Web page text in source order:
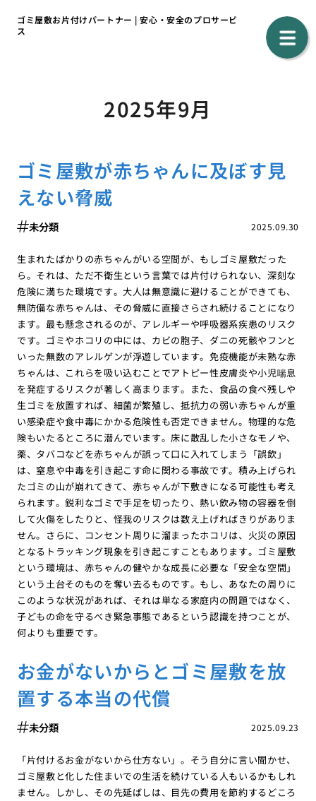
ゴミ屋敷お片付けパートナー | 安心・安全のプロサービ
ス
2025年9月
ゴミ屋敷が赤ちゃんに及ぼす見
えない脅威
2025.09.30
未分類
生まれたばかりの赤ちゃんがいる空間が、もしゴミ屋敷だった
ら。それは、ただ不衛生という言葉では片付けられない、深刻な
危険に満ちた環境です。大人は無意識に避けることができても、
無防備な赤ちゃんは、その脅威に直接さらされ続けることになり
ます。最も懸念されるのが、アレルギーや呼吸器系疾患のリスク
です。ゴミやホコリの中には、カビの胞子、ダニの死骸やフンと
いった無数のアレルゲンが浮遊しています。免疫機能が未熟な赤
ちゃんは、これらを吸い込むことでアトピー性皮膚炎や小児喘息
を発症するリスクが著しく高まります。また、食品の食べ残しや
生ゴミを放置すれば、細菌が繁殖し、抵抗力の弱い赤ちゃんが重
い感染症や食中毒にかかる危険性も否定できません。物理的な危
険もいたるところに潜んでいます。床に散乱した小さなモノや、
薬、タバコなどを赤ちゃんが誤って口に入れてしまう「誤飲」
は、窒息や中毒を引き起こす命に関わる事故です。積み上げられ
たゴミの山が崩れてきて、赤ちゃんが下敷きになる可能性も考え
られます。鋭利なゴミで手足を切ったり、熱い飲み物の容器を倒
して火傷をしたりと、怪我のリスクは数え上げればきりがありま
せん。さらに、コンセント周りに溜まったホコリは、火災の原因
となるトラッキング現象を引き起こすこともあります。ゴミ屋敷
という環境は、赤ちゃんの健やかな成長に必要な「安全な空間」
という土台そのものを奪い去るものです。もし、あなたの周りに
このような状況があれば、それは単なる家庭内の問題ではなく、
子どもの命を守るべき緊急事態であるという認識を持つことが、
何よりも重要です。
お金がないからとゴミ屋敷を放
置する本当の代償
2025.09.23
未分類
「片付けるお金がないから仕方ない」。そう自分に言い聞かせ、
ゴミ屋敷と化した住まいでの生活を続けている人もいるかもしれ
ません。しかし、その先延ばしは、目先の費用を節約するどころ